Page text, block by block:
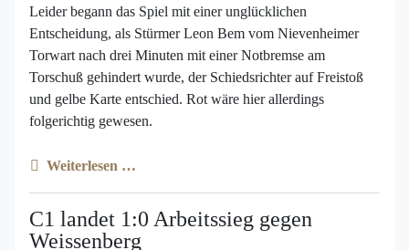
Leider begann das Spiel mit einer unglücklichen
Entscheidung, als Stürmer Leon Bem vom Nievenheimer
Torwart nach drei Minuten mit einer Notbremse am
Torschuß gehindert wurde, der Schiedsrichter auf Freistoß
und gelbe Karte entschied. Rot wäre hier allerdings
folgerichtig gewesen.
Weiterlesen …
C1 landet 1:0 Arbeitssieg gegen
Weissenberg